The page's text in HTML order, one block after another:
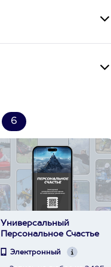
6
Универсальный
Персональное Счастье
Электронный